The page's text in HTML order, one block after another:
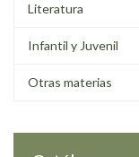
Literatura
Infantil y Juvenil
Otras materias